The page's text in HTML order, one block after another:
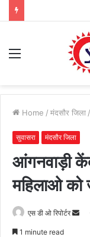
Menu
Home / मंदसौर जिला /
सुवासरा मंदसौर जिला
आंगनवाड़ी
महिलाओ को
एस डी ओ रिपोर्टर
1 minute read